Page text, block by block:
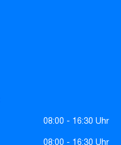
08:00 - 16:30 Uhr